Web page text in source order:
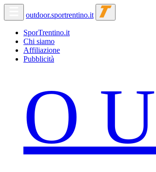
outdoor.sportrentino.it
SporTrentino.it
Chi siamo
Affiliazione
Pubblicità